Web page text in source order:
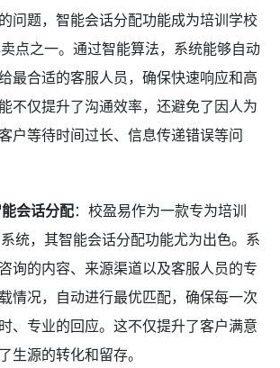
问题，智能会话分配功能成为培训学校
点之一。通过智能算法，系统能够自动
最合适的客服人员，确保快速响应和高
不仅提升了沟通效率，还避免了因人为
户等待时间过长、信息传递错误等问
会话分配：校盈易作为一款专为培训
统，其智能会话分配功能尤为出色。系
询的内容、来源渠道以及客服人员的专
情况，自动进行最优匹配，确保每一次
、专业的回应。这不仅提升了客户满意
生源的转化和留存。